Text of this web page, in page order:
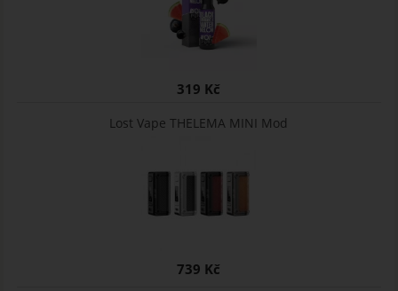
319 Kč
Lost Vape THELEMA MINI Mod
739 Kč